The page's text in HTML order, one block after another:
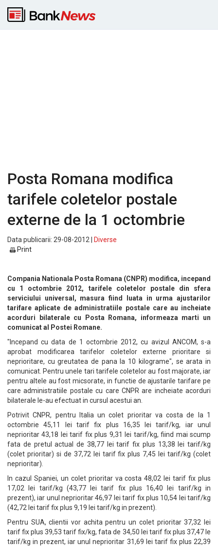
Posta Romana modifica
tarifele coletelor postale
externe de la 1 octombrie
Data publicarii: 29-08-2012 |
Diverse
Print
Compania Nationala Posta Romana (CNPR) modifica, incepand
cu 1 octombrie 2012, tarifele coletelor postale din sfera
serviciului universal, masura fiind luata in urma ajustarilor
tarifare aplicate de administratiile postale care au incheiate
acorduri bilaterale cu Posta Romana, informeaza marti un
comunicat al Postei Romane.
"Incepand cu data de 1 octombrie 2012, cu avizul ANCOM, s-a
aprobat modificarea tarifelor coletelor externe prioritare si
neprioritare, cu greutatea de pana la 10 kilograme", se arata in
comunicat. Pentru unele tari tarifele coletelor au fost majorate, iar
pentru altele au fost micsorate, in functie de ajustarile tarifare pe
care administratiile postale cu care CNPR are incheiate acorduri
bilaterale le-au efectuat in cursul acestui an.
Potrivit CNPR, pentru Italia un colet prioritar va costa de la 1
octombrie 45,11 lei tarif fix plus 16,35 lei tarif/kg, iar unul
neprioritar 43,18 lei tarif fix plus 9,31 lei tarif/kg, fiind mai scump
fata de pretul actual de 38,77 lei tarif fix plus 13,38 lei tarif/kg
(colet prioritar) si de 37,72 lei tarif fix plus 7,45 lei tarif/kg (colet
neprioritar).
In cazul Spaniei, un colet prioritar va costa 48,02 lei tarif fix plus
17,02 lei tarif/kg (43,77 lei tarif fix plus 16,40 lei tarif/kg in
prezent), iar unul neprioritar 46,97 lei tarif fix plus 10,54 lei tarif/kg
(42,72 lei tarif fix plus 9,19 lei tarif/kg in prezent).
Pentru SUA, clientii vor achita pentru un colet prioritar 37,32 lei
tarif fix plus 39,53 tarif fix/kg, fata de 34,50 lei tarif fix plus 37,47 le
tarif/kg in prezent, iar unul neprioritar 31,69 lei tarif fix plus 22,39